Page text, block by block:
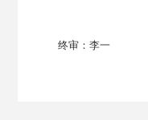
终审：李一